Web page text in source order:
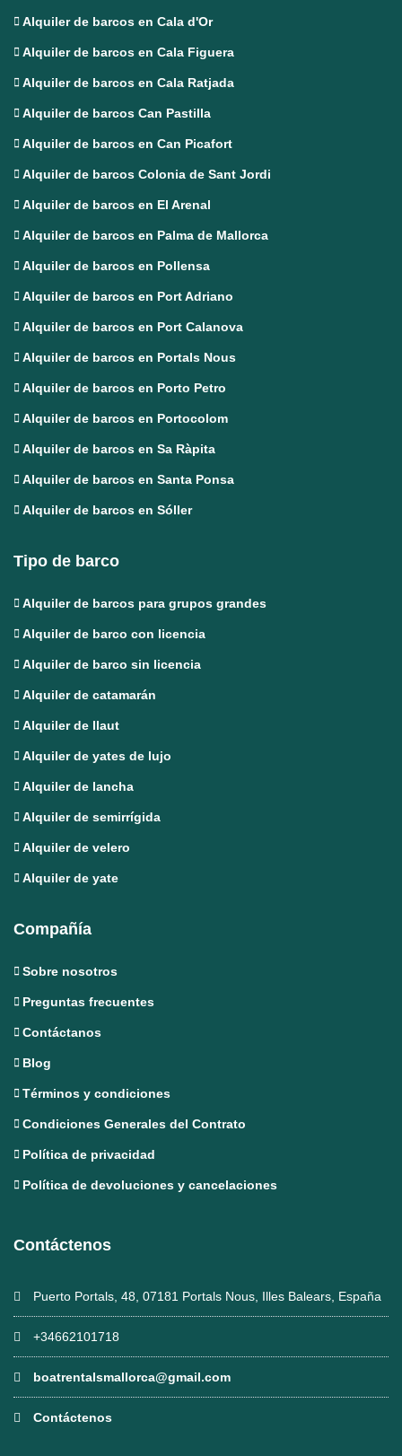
Alquiler de barcos en Cala d'Or
Alquiler de barcos en Cala Figuera
Alquiler de barcos en Cala Ratjada
Alquiler de barcos Can Pastilla
Alquiler de barcos en Can Picafort
Alquiler de barcos Colonia de Sant Jordi
Alquiler de barcos en El Arenal
Alquiler de barcos en Palma de Mallorca
Alquiler de barcos en Pollensa
Alquiler de barcos en Port Adriano
Alquiler de barcos en Port Calanova
Alquiler de barcos en Portals Nous
Alquiler de barcos en Porto Petro
Alquiler de barcos en Portocolom
Alquiler de barcos en Sa Ràpita
Alquiler de barcos en Santa Ponsa
Alquiler de barcos en Sóller
Tipo de barco
Alquiler de barcos para grupos grandes
Alquiler de barco con licencia
Alquiler de barco sin licencia
Alquiler de catamarán
Alquiler de llaut
Alquiler de yates de lujo
Alquiler de lancha
Alquiler de semirrígida
Alquiler de velero
Alquiler de yate
Compañía
Sobre nosotros
Preguntas frecuentes
Contáctanos
Blog
Términos y condiciones
Condiciones Generales del Contrato
Política de privacidad
Política de devoluciones y cancelaciones
Contáctenos
Puerto Portals, 48, 07181 Portals Nous, Illes Balears, España
+34662101718
boatrentalsmallorca@gmail.com
Contáctenos